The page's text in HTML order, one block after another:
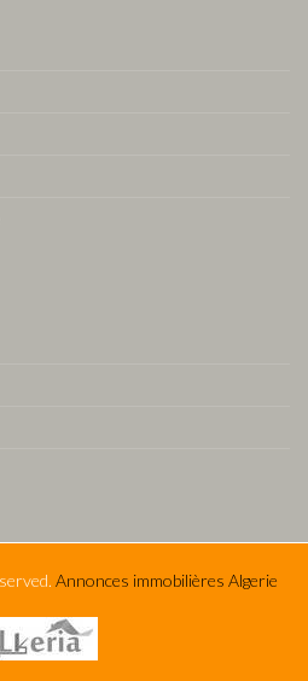
Annonces immobilières Algerie